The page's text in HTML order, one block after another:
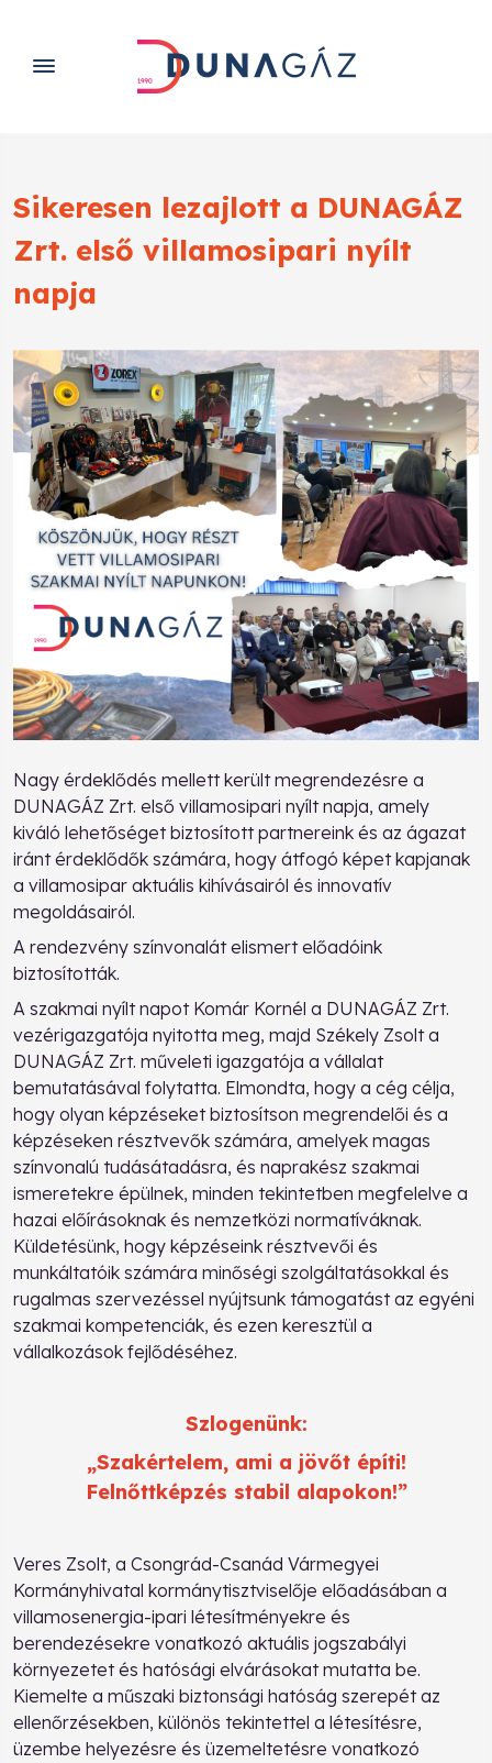
Sikeresen lezajlott a DUNAGÁZ
Zrt. első villamosipari nyílt
napja
Nagy érdeklődés mellett került megrendezésre a
DUNAGÁZ Zrt. első villamosipari nyílt napja, amely
kiváló lehetőséget biztosított partnereink és az ágazat
iránt érdeklődők számára, hogy átfogó képet kapjanak
a villamosipar aktuális kihívásairól és innovatív
megoldásairól.
A rendezvény színvonalát elismert előadóink
biztosították.
A szakmai nyílt napot Komár Kornél a DUNAGÁZ Zrt.
vezérigazgatója nyitotta meg, majd Székely Zsolt a
DUNAGÁZ Zrt. műveleti igazgatója a vállalat
bemutatásával folytatta. Elmondta, hogy a cég célja,
hogy olyan képzéseket biztosítson megrendelői és a
képzéseken résztvevők számára, amelyek magas
színvonalú tudásátadásra, és naprakész szakmai
ismeretekre épülnek, minden tekintetben megfelelve a
hazai előírásoknak és nemzetközi normatíváknak.
Küldetésünk, hogy képzéseink résztvevői és
munkáltatóik számára minőségi szolgáltatásokkal és
rugalmas szervezéssel nyújtsunk támogatást az egyéni
szakmai kompetenciák, és ezen keresztül a
vállalkozások fejlődéséhez.
Szlogenünk:
„Szakértelem, ami a jövőt építi!
Felnőttképzés stabil alapokon!”
Veres Zsolt, a Csongrád-Csanád Vármegyei
Kormányhivatal kormánytisztviselője előadásában a
villamosenergia-ipari létesítményekre és
berendezésekre vonatkozó aktuális jogszabályi
környezetet és hatósági elvárásokat mutatta be.
Kiemelte a műszaki biztonsági hatóság szerepét az
ellenőrzésekben, különös tekintettel a létesítésre,
üzembe helyezésre és üzemeltetésre vonatkozó